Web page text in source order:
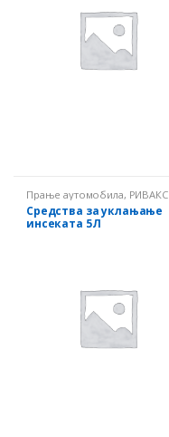
Прање аутомобила, РИВАКС
Средства за уклањање
инсеката 5Л